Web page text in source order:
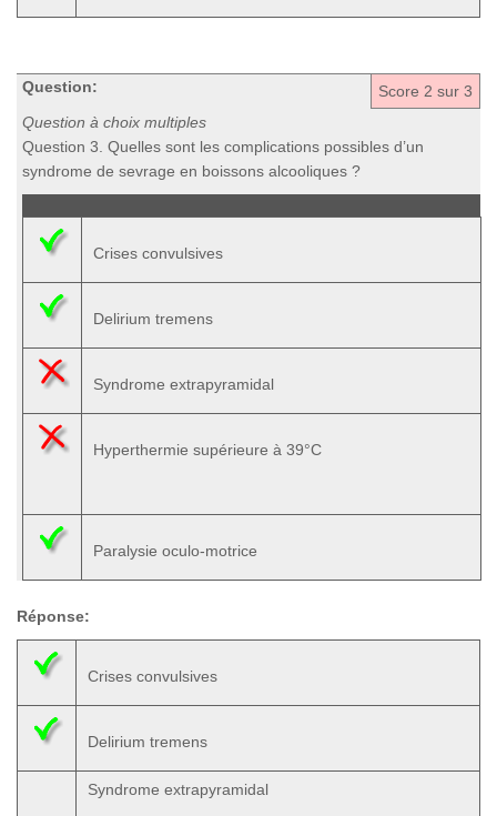
Score 2 sur 3
Question:
Question à choix multiples
Question 3. Quelles sont les complications possibles d’un
syndrome de sevrage en boissons alcooliques ?
Crises convulsives
Delirium tremens
Syndrome extrapyramidal
Hyperthermie supérieure à 39°C
Paralysie oculo-motrice
Réponse:
Crises convulsives
Delirium tremens
Syndrome extrapyramidal